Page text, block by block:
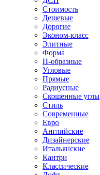
Стоимость
Дешевые
Дорогие
Эконом-класс
Элитные
Форма
П-образные
Угловые
Прямые
Радиусные
Скошенные углы
Стиль
Современные
Евро
Английские
Дизайнерские
Итальянские
Кантри
Классические